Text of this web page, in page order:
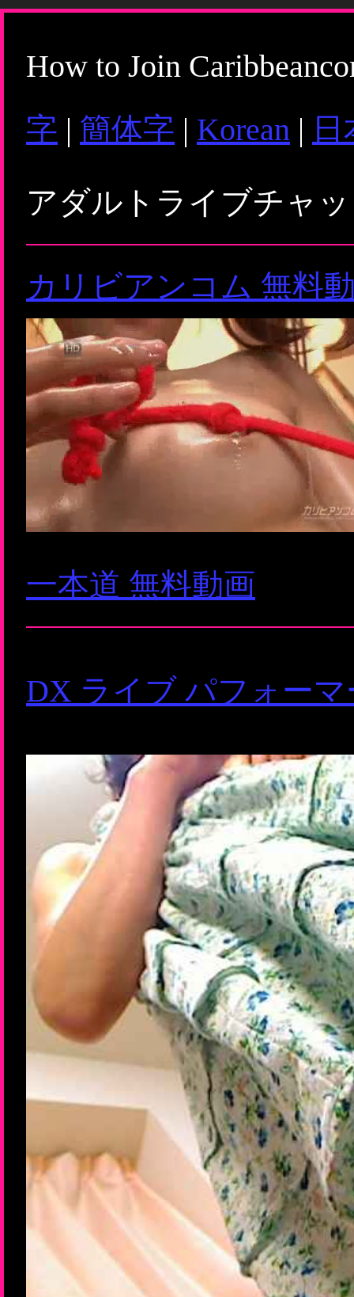
How to Join
字 | 簡体字 | Korean |
アダルトライブチャ
カリビアンコム 無料
一本道 無料動画
DX ライブ パフォー